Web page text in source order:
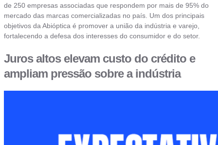
de 250 empresas associadas que respondem por mais de 95% do
mercado das marcas comercializadas no país. Um dos principais
objetivos da Abióptica é promover a união da indústria e varejo,
fortalecendo a defesa dos interesses do consumidor e do setor.
Juros altos elevam custo do crédito e
ampliam pressão sobre a indústria